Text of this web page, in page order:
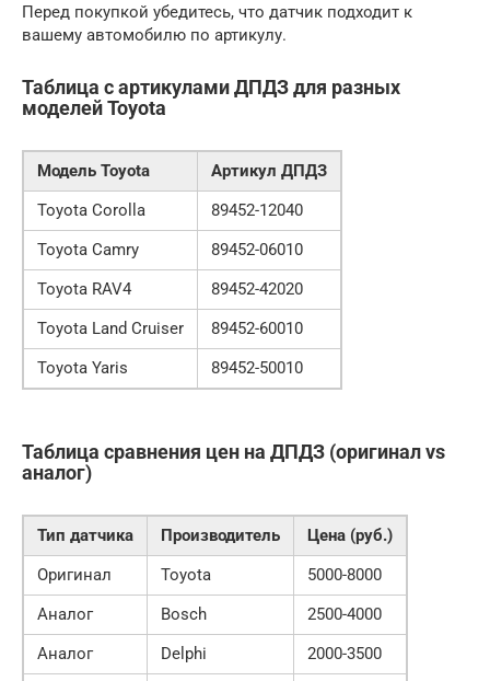
Перед покупкой убедитесь, что датчик подходит к
вашему автомобилю по артикулу.
Таблица с артикулами ДПДЗ для разных
моделей Toyota
Модель Toyota
Артикул ДПДЗ
Toyota Corolla
89452-12040
Toyota Camry
89452-06010
Toyota RAV4
89452-42020
Toyota Land Cruiser
89452-60010
Toyota Yaris
89452-50010
Таблица сравнения цен на ДПДЗ (оригинал vs
аналог)
Тип датчика Производитель
Цена (руб.)
Оригинал
Toyota
5000-8000
Аналог
Bosch
2500-4000
Аналог
Delphi
2000-3500